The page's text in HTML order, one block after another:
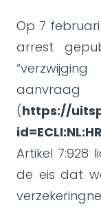
Op 7
arrest
(https://
Artikel 7:928
de eis dat